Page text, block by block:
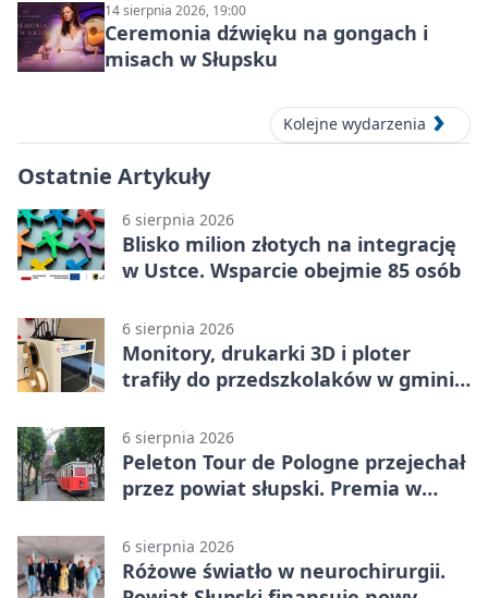
14 sierpnia 2026, 19:00
Ceremonia dźwięku na gongach i
misach w Słupsku
Kolejne wydarzenia
Ostatnie Artykuły
6 sierpnia 2026
Blisko milion złotych na integrację
w Ustce. Wsparcie obejmie 85 osób
6 sierpnia 2026
Monitory, drukarki 3D i ploter
trafiły do przedszkolaków w gminie
6 sierpnia 2026
Peleton Tour de Pologne przejechał
przez powiat słupski. Premia w
6 sierpnia 2026
Różowe światło w neurochirurgii.